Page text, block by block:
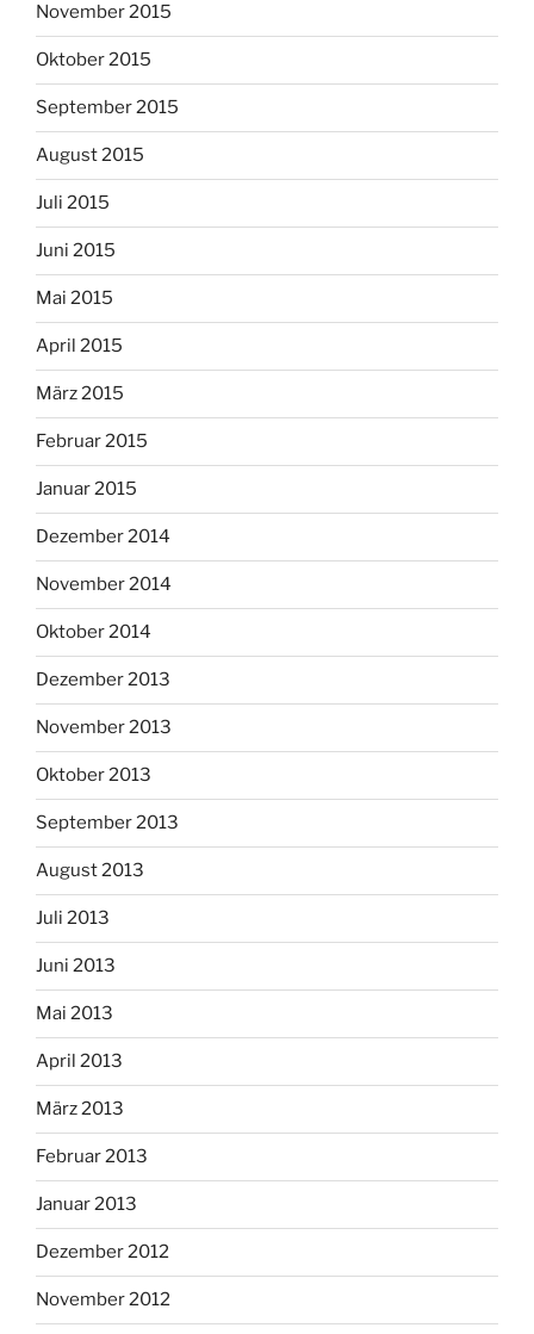
November 2015
Oktober 2015
September 2015
August 2015
Juli 2015
Juni 2015
Mai 2015
April 2015
März 2015
Februar 2015
Januar 2015
Dezember 2014
November 2014
Oktober 2014
Dezember 2013
November 2013
Oktober 2013
September 2013
August 2013
Juli 2013
Juni 2013
Mai 2013
April 2013
März 2013
Februar 2013
Januar 2013
Dezember 2012
November 2012